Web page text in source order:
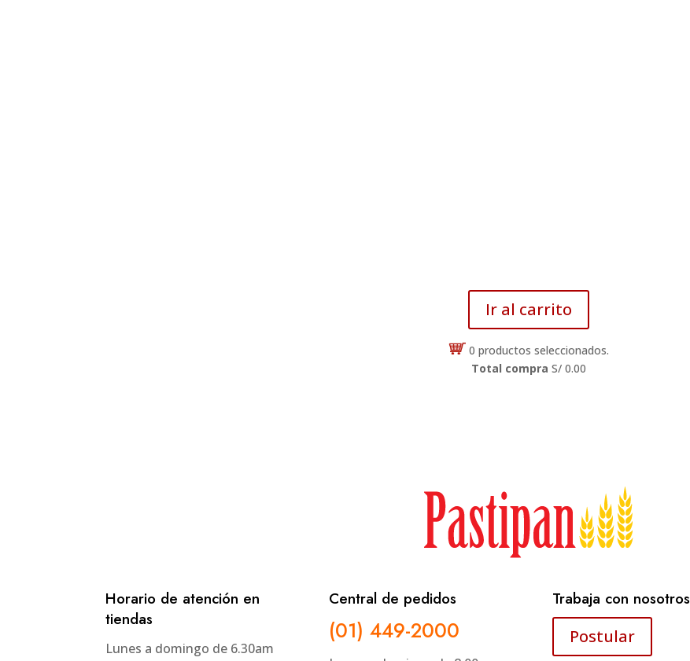
Ir al carrito
0 productos seleccionados.
Total compra S/ 0.00
Horario de atención en
tiendas
Lunes a domingo de 6.30am
Central de pedidos
(01) 449-2000
Trabaja con nosotros
Postular